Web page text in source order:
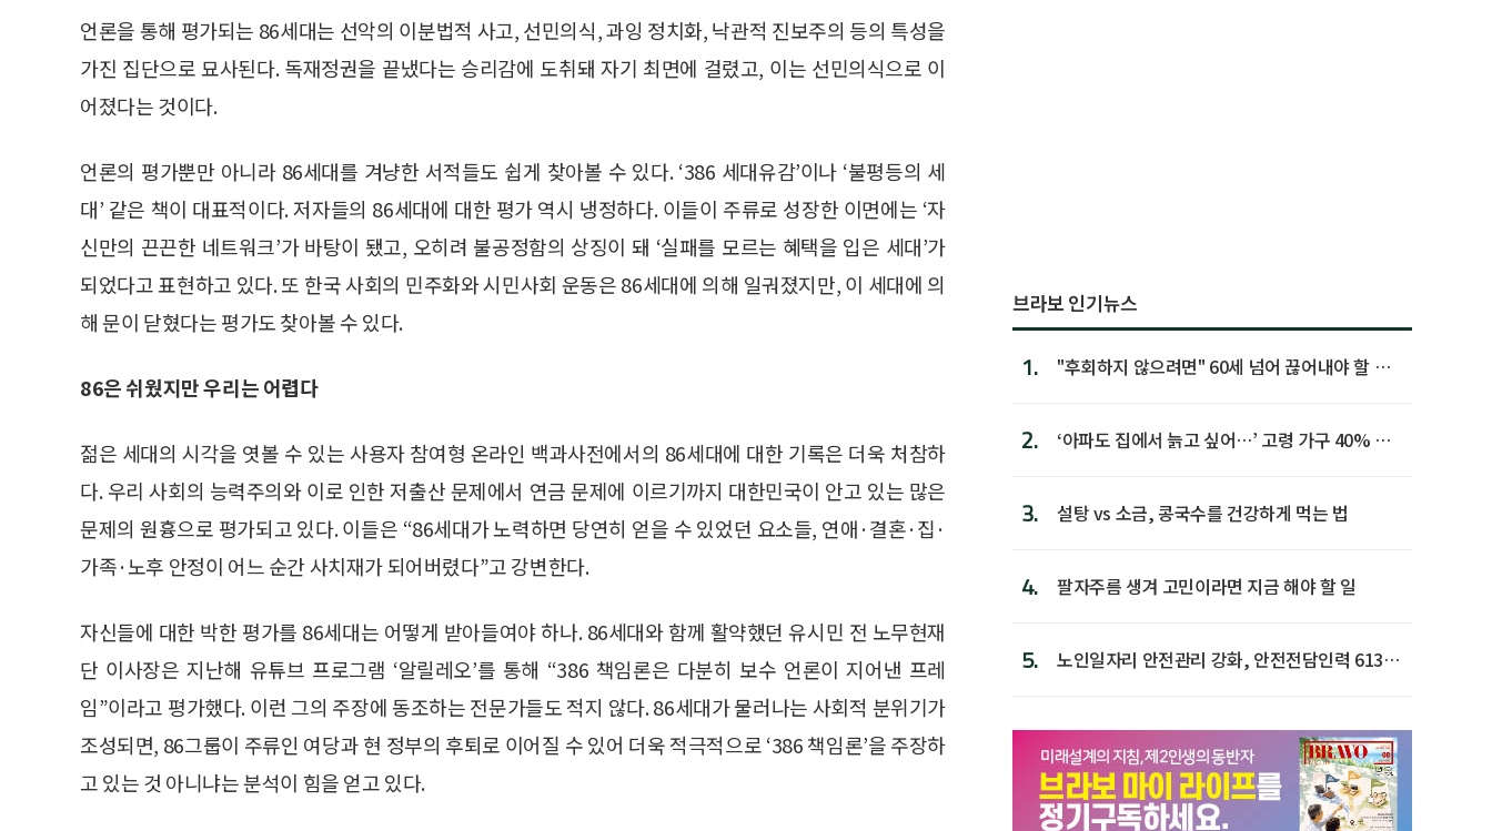
언론을 통해 평가되는 86세대는 선악의 이분법적 사고, 선민의식, 과잉 정치화, 낙관적 진보주의 등의 특성을
가진 집단으로 묘사된다. 독재정권을 끝냈다는 승리감에 도취돼 자기 최면에 걸렸고, 이는 선민의식으로 이
어졌다는 것이다.
언론의 평가뿐만 아니라 86세대를 겨냥한 서적들도 쉽게 찾아볼 수 있다. ‘386 세대유감’이나 ‘불평등의 세
대’ 같은 책이 대표적이다. 저자들의 86세대에 대한 평가 역시 냉정하다. 이들이 주류로 성장한 이면에는 ‘자
신만의 끈끈한 네트워크’가 바탕이 됐고, 오히려 불공정함의 상징이 돼 ‘실패를 모르는 혜택을 입은 세대’가
되었다고 표현하고 있다. 또 한국 사회의 민주화와 시민사회 운동은 86세대에 의해 일궈졌지만, 이 세대에 의
해 문이 닫혔다는 평가도 찾아볼 수 있다.
86은 쉬웠지만 우리는 어렵다
젊은 세대의 시각을 엿볼 수 있는 사용자 참여형 온라인 백과사전에서의 86세대에 대한 기록은 더욱 처참하
다. 우리 사회의 능력주의와 이로 인한 저출산 문제에서 연금 문제에 이르기까지 대한민국이 안고 있는 많은
문제의 원흉으로 평가되고 있다. 이들은 “86세대가 노력하면 당연히 얻을 수 있었던 요소들, 연애·결혼·집·
가족·노후 안정이 어느 순간 사치재가 되어버렸다”고 강변한다.
자신들에 대한 박한 평가를 86세대는 어떻게 받아들여야 하나. 86세대와 함께 활약했던 유시민 전 노무현재
단 이사장은 지난해 유튜브 프로그램 ‘알릴레오’를 통해 “386 책임론은 다분히 보수 언론이 지어낸 프레
임”이라고 평가했다. 이런 그의 주장에 동조하는 전문가들도 적지 않다. 86세대가 물러나는 사회적 분위기가
조성되면, 86그룹이 주류인 여당과 현 정부의 후퇴로 이어질 수 있어 더욱 적극적으로 ‘386 책임론’을 주장하
고 있는 것 아니냐는 분석이 힘을 얻고 있다.
브라보 인기뉴스
1.
"후회하지 않으려면" 60세 넘어 끊어내야 할 사
2.
‘아파도 집에서 늙고 싶어…’ 고령 가구 40% 노
3. 설탕 vs 소금, 콩국수를 건강하게 먹는 법
4. 팔자주름 생겨 고민이라면 지금 해야 할 일
5.
노인일자리 안전관리 강화, 안전전담인력 613명